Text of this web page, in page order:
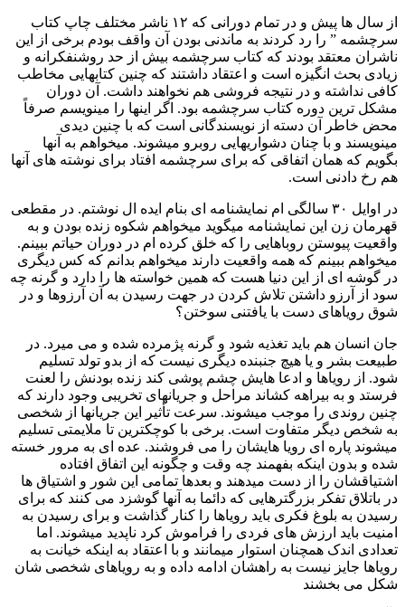
از سال ها پیش و در تمام دورانی که ۱۲ ناشر مختلف چاپ کتاب
سرچشمه ” را رد کردند به ماندنی بودن آن واقف بودم برخی از این
ناشران معتقد بودند که کتاب سرچشمه بیش از حد روشنفکرانه و
زیادی بحث انگیزه است و اعتقاد داشتند که چنین کتابهایی مخاطب
کافی نداشته و در نتیجه فروشی هم نخواهند داشت. آن دوران
مشکل ترین دوره کتاب سرچشمه بود. اگر اینها را مینویسم صرفاً
محض خاطر آن دسته از نویسندگانی است که با چنین دیدی
مینویسند و با چنان دشواریهایی روبرو میشوند. میخواهم به آنها
بگویم که همان اتفاقی که برای سرچشمه افتاد برای نوشته های آنها
هم رخ دادنی است.
در اوایل ۳۰ سالگی ام نمایشنامه ای بنام ایده ال نوشتم. در مقطعی
قهرمان زن این نمایشنامه میگوید میخواهم شکوه زنده بودن و به
واقعیت پیوستن روباهایی را که خلق کرده ام در دوران حیاتم ببینم.
میخواهم ببینم که همه واقعیت دارند میخواهم بدانم که کس دیگری
در گوشه ای از این دنیا هست که همین خواسته ها را دارد و گرنه چه
سود از آرزو داشتن تلاش کردن در جهت رسیدن به آن آرزوها و در
شوق رویاهای دست با یافتنی سوختن؟
جان انسان هم باید تغذیه شود و گرنه پژمرده شده و می میرد. در
طبیعت بشر و یا هیچ جنبنده دیگری نیست که از بدو تولد تسلیم
شود. از رویاها و ادعا هایش چشم پوشی کند زنده بودنش را لعنت
فرستد و به بیراهه کشاند مراحل و جریانهای تخریبی وجود دارند که
چنین روندی را موجب میشوند. سرعت تأثیر این جریانها از شخصی
به شخص دیگر متفاوت است. برخی با کوچکترین تا ملایمتی تسلیم
میشوند پاره ای رویا هایشان را می فروشند. عده ای به مرور خسته
شده و بدون اینکه بفهمند چه وقت و چگونه این اتفاق افتاده
اشتیاقشان را از دست میدهند و بعدها تمامی این شور و اشتیاق ها
در باتلاق تفکر بزرگترهایی که دائما به آنها گوشزد می کنند که برای
رسیدن به بلوغ فکری باید رویاها را کنار گذاشت و برای رسیدن به
امنیت باید ارزش های فردی را فراموش کرد ناپدید میشوند. اما
تعدادی اندک همچنان استوار میمانند و با اعتقاد به اینکه خیانت به
رویاها جایز نیست به راهشان ادامه داده و به رویاهای شخصی شان
شکل می بخشند